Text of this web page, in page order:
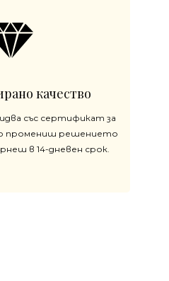
качество
със сертификат за
промениш решението
в 14-дневен срок.